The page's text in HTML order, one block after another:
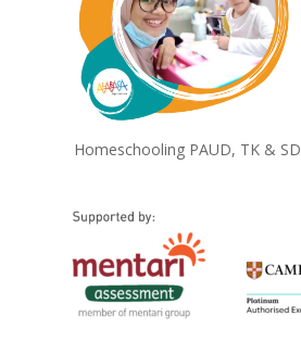
Homeschooling PAUD, TK & SD